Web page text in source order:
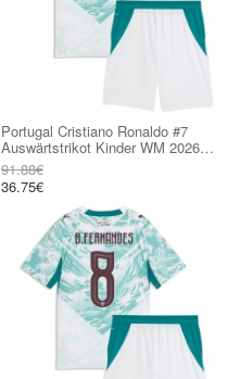
Portugal Cristiano Ronaldo #7
Auswärtstrikot Kinder WM 2026
Kurzarm (+ kurze hosen)
91.88€
36.75€